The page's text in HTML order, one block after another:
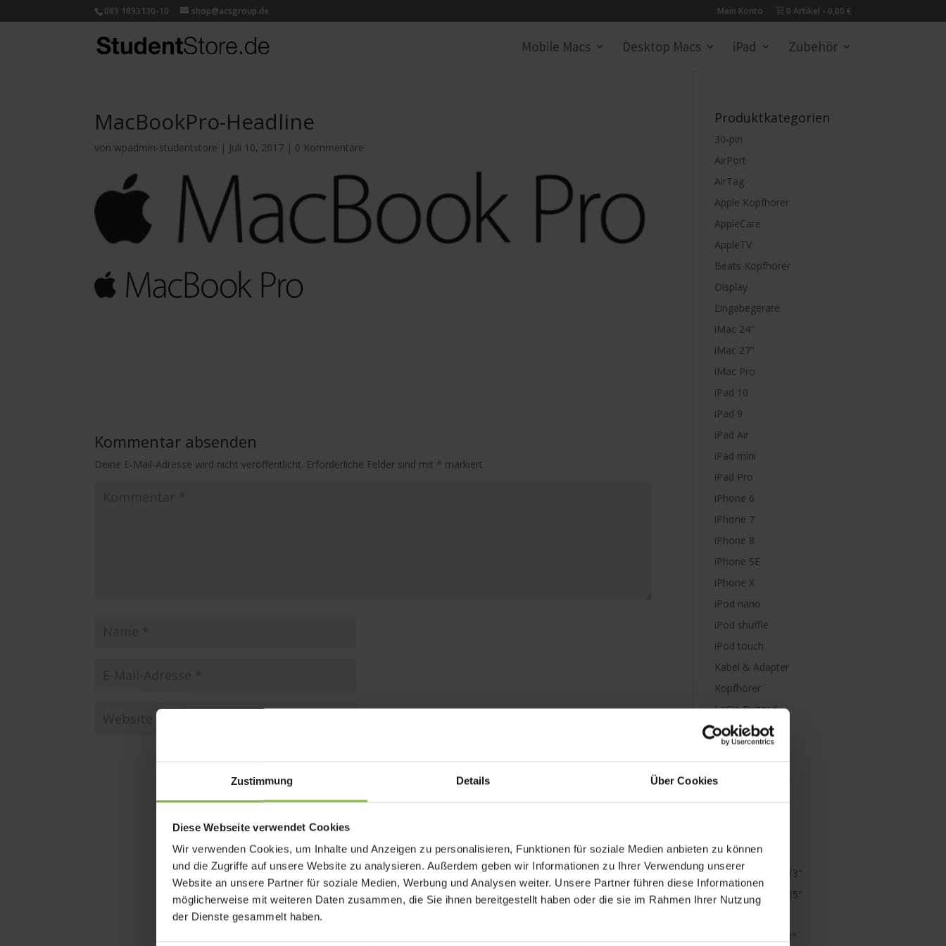
Zustimmung Details Über Cookies
Diese Webseite verwendet Cookies
Wir verwenden Cookies, um Inhalte und Anzeigen zu personalisieren, Funktionen für soziale Medien anbieten zu können
und die Zugriffe auf unsere Website zu analysieren. Außerdem geben wir Informationen zu Ihrer Verwendung unserer
Website an unsere Partner für soziale Medien, Werbung und Analysen weiter. Unsere Partner führen diese Informationen
möglicherweise mit weiteren Daten zusammen, die Sie ihnen bereitgestellt haben oder die sie im Rahmen Ihrer Nutzung
der Dienste gesammelt haben.
089 1893130-10 shop@acsgroup.de Mein Konto 0 Artikel 0,00 €
Mobile Macs Desktop Macs iPad Zubehör
MacBookPro-Headline
vonwpadmin-studentstore | Juli 10, 2017 | 0 Kommentare
Kommentar absenden
Deine E-Mail-Adresse wird nicht veröffentlicht. Erforderliche Felder sind mit * markiert
Produktkategorien
30-pin
AirPort
AirTag
Apple Kopfhörer
AppleCare
AppleTV
Beats Kopfhörer
Display
Eingabegeräte
iMac 24"
iMac 27"
iMac Pro
iPad 10
iPad 9
iPad Air
iPad mini
iPad Pro
iPhone 6
iPhone 7
iPhone 8
iPhone SE
iPhone X
iPod nano
iPod shuffle
iPod touch
Kabel & Adapter
Kopfhörer
LaCie Rugged
Lightning
M1
MacBook Air 13"
MacBook Air 15"
MacBook Pro 13"